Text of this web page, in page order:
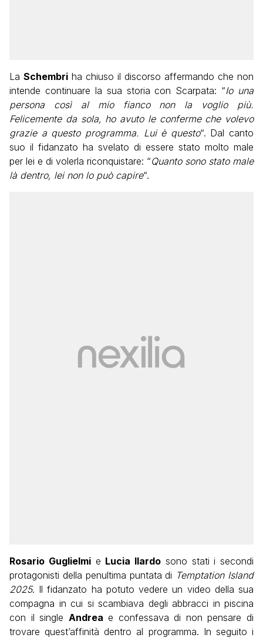
La Schembri ha chiuso il discorso affermando che non
intende continuare la sua storia con Scarpata: “Io una
persona così al mio fianco non la voglio più.
Felicemente da sola, ho avuto le conferme che volevo
grazie a questo programma. Lui è questo“. Dal canto
suo il fidanzato ha svelato di essere stato molto male
per lei e di volerla riconquistare: “Quanto sono stato male
là dentro, lei non lo può capire“.
Rosario Guglielmie Lucia Ilardo sono stati i secondi
protagonisti della penultima puntata di Temptation Island
2025. Il fidanzato ha potuto vedere un video della sua
compagna in cui si scambiava degli abbracci in piscina
con il single Andrea e confessava di non pensare di
trovare quest’affinità dentro al programma. In seguito i